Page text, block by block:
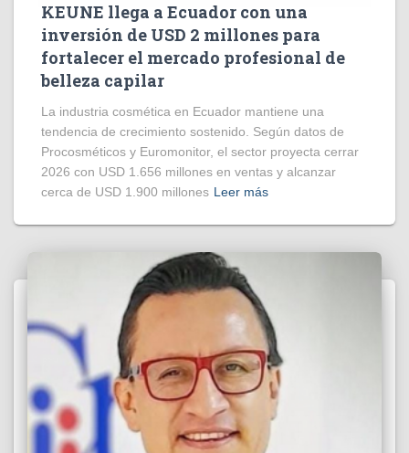
KEUNE llega a Ecuador con una
inversión de USD 2 millones para
fortalecer el mercado profesional de
belleza capilar
La industria cosmética en Ecuador mantiene una
tendencia de crecimiento sostenido. Según datos de
Procosméticos y Euromonitor, el sector proyecta cerrar
2026 con USD 1.656 millones en ventas y alcanzar
cerca de USD 1.900 millones Leer más